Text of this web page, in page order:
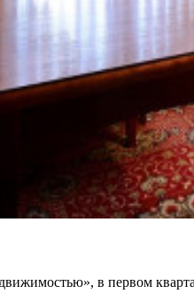
в первом